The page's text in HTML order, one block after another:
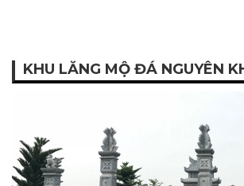
KHU LĂNG MỘ ĐÁ NGUYÊN